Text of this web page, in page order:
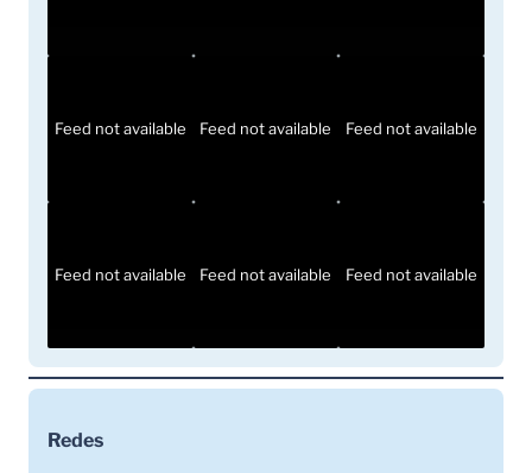
Feed not available Feed not available Feed not available
Feed not available Feed not available Feed not available
Redes